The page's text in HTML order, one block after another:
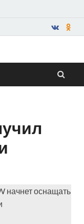
—
начнет оснащать